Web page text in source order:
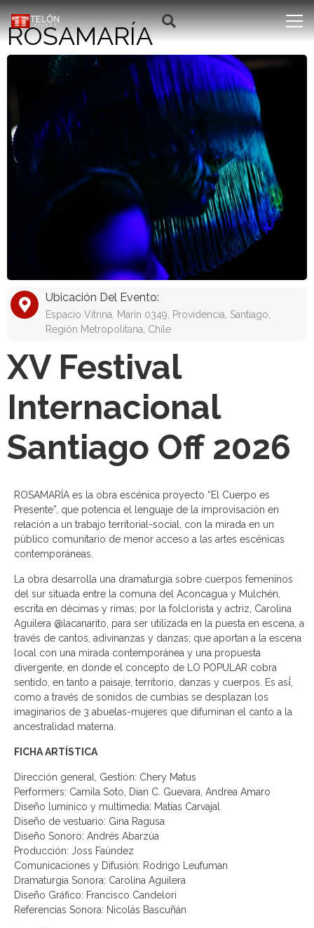
ROSAMARÍA
Ubicación Del Evento:
Espacio Vitrina, Marín 0349, Providencia, Santiago,
Región Metropolitana, Chile
XV Festival
Internacional
Santiago Off 2026
ROSAMARÍA es la obra escénica proyecto “El Cuerpo es
Presente”, que potencia el lenguaje de la improvisación en
relación a un trabajo territorial-social, con la mirada en un
público comunitario de menor acceso a las artes escénicas
contemporáneas.
La obra desarrolla una dramaturgia sobre cuerpos femeninos
del sur situada entre la comuna del Aconcagua y Mulchén,
escrita en décimas y rimas; por la folclorista y actriz, Carolina
Aguilera @lacanarito, para ser utilizada en la puesta en escena, a
través de cantos, adivinanzas y danzas; que aportan a la escena
local con una mirada contemporánea y una propuesta
divergente, en donde el concepto de LO POPULAR cobra
sentido, en tanto a paisaje, territorio, danzas y cuerpos. Es así́,
como a través de sonidos de cumbias se desplazan los
imaginarios de 3 abuelas-mujeres que difuminan el canto a la
ancestralidad materna.
FICHA ARTÍSTICA
Dirección general, Gestión: Chery Matus
Performers: Camila Soto, Dian C. Guevara, Andrea Amaro
Diseño lumínico y multimedia: Matías Carvajal
Diseño de vestuario: Gina Ragusa
Diseño Sonoro: Andrés Abarzúa
Producción: Joss Faúndez
Comunicaciones y Difusión: Rodrigo Leufuman
Dramaturgia Sonora: Carolina Aguilera
Diseño Gráfico: Francisco Candelori
Referencias Sonora: Nicolás Bascuñán